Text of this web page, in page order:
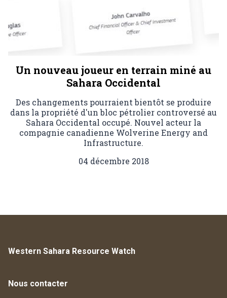
Un nouveau joueur en terrain miné au
Sahara Occidental
Des changements pourraient bientôt se produire
dans la propriété d'un bloc pétrolier controversé au
Sahara Occidental occupé. Nouvel acteur la
compagnie canadienne Wolverine Energy and
Infrastructure.
04 décembre 2018
Western Sahara Resource Watch
Nous contacter